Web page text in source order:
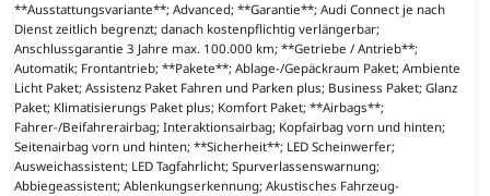
**Ausstattungsvariante**; Advanced; **Garantie**; Audi Connect je nach
Dienst zeitlich begrenzt; danach kostenpflichtig verlängerbar;
Anschlussgarantie 3 Jahre max. 100.000 km; **Getriebe / Antrieb**;
Automatik; Frontantrieb; **Pakete**; Ablage-/Gepäckraum Paket; Ambiente
Licht Paket; Assistenz Paket Fahren und Parken plus; Business Paket; Glanz
Paket; Klimatisierungs Paket plus; Komfort Paket; **Airbags**;
Fahrer-/Beifahrerairbag; Interaktionsairbag; Kopfairbag vorn und hinten;
Seitenairbag vorn und hinten; **Sicherheit**; LED Scheinwerfer;
Ausweichassistent; LED Tagfahrlicht; Spurverlassenswarnung;
Abbiegeassistent; Ablenkungserkennung; Akustisches Fahrzeug-